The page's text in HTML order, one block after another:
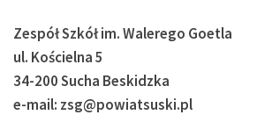
Zespół Szkół im. Walerego Goetla
ul. Kościelna 5
34-200 Sucha Beskidzka
e-mail: zsg@powiatsuski.pl